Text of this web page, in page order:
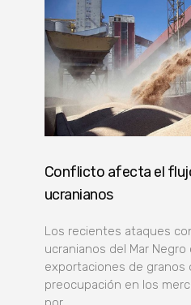
Conflicto afecta el
ucranianos
Los recientes ataques
ucranianos del Mar Negro
exportaciones de granos
preocupación en los